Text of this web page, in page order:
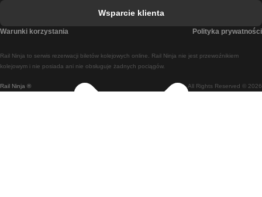
Pociąg Madryt - Lizbona
Pociąg Madryt - Barcelona
Rail Ninja ® All Rights Reserved © 2026
Rail Ninja to serwis rezerwacji biletów kolejowych online. Rail Ninja nie jest przewoźnikiem
kolejowym i nie posiada ani nie obsługuje żadnych pociągów.
Wsparcie klienta
Warunki korzystania Polityka prywatności